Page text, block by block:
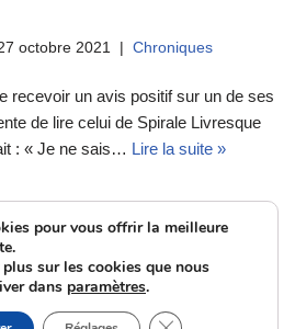
octobre 2021 Chroniques
recevoir un avis positif sur un de ses
de lire celui de Spirale Livresque
: « Je ne sais… Lire la suite »
pour vous offrir la meilleure
sur les cookies que nous
dans paramètres.
Fermer la